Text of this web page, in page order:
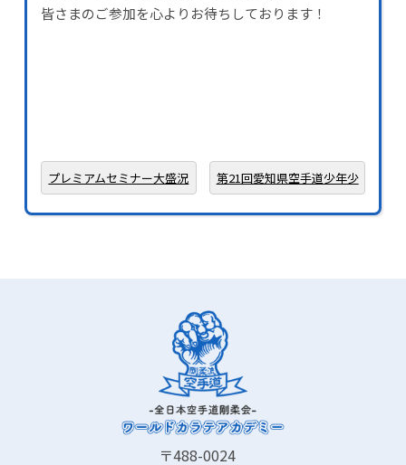
皆さまのご参加を心よりお待ちしております！
プレミアムセミナー大盛況
のうちに終了しました。
第21回愛知県空手道少年少
女空手道選手権大会
〒488-0024